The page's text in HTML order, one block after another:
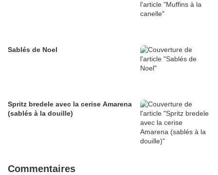
Sablés de Noel
Spritz bredele avec la cerise Amarena
(sablés à la douille)
Commentaires